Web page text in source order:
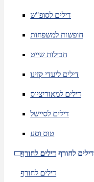
דילים לסופ"ש
חופשות למשפחות
חבילות שייט
דילים ליעדי קזינו
דילים למאוריציוס
דילים לסיישל
טוס וסע
דילים לחורף דילים לחורף
דילים לחורף